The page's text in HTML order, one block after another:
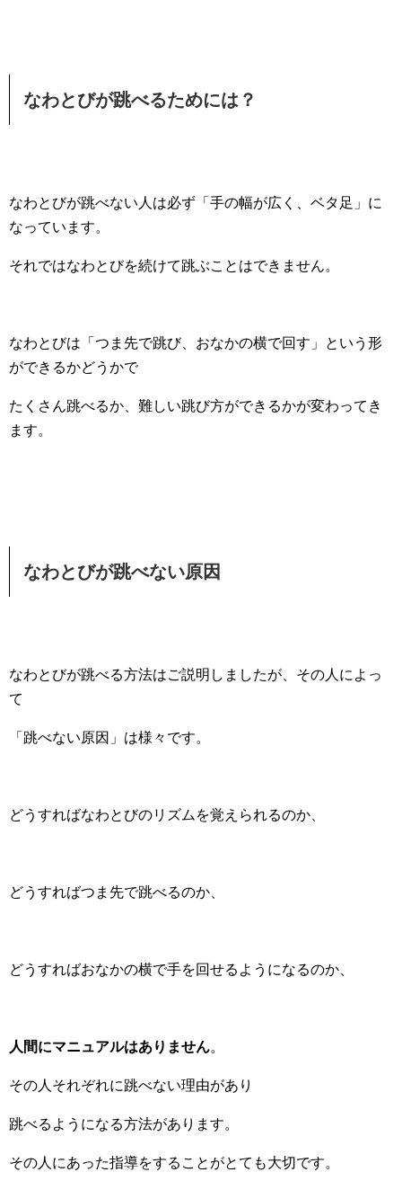
なわとびが跳べるためには？
なわとびが跳べない人は必ず「手の幅が広く、ベタ足」に
なっています。
それではなわとびを続けて跳ぶことはできません。
なわとびは「つま先で跳び、おなかの横で回す」という形
ができるかどうかで
たくさん跳べるか、難しい跳び方ができるかが変わってき
ます。
なわとびが跳べない原因
なわとびが跳べる方法はご説明しましたが、その人によっ
て
「跳べない原因」は様々です。
どうすればなわとびのリズムを覚えられるのか、
どうすればつま先で跳べるのか、
どうすればおなかの横で手を回せるようになるのか、
人間にマニュアルはありません。
その人それぞれに跳べない理由があり
跳べるようになる方法があります。
その人にあった指導をすることがとても大切です。